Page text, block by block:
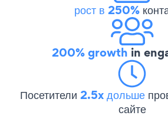
рост в 250%
200% growth in
Посетители 2.5x дольше
сайте